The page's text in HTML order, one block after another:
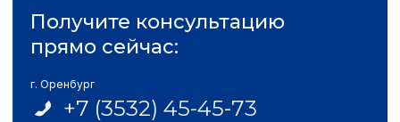
Получите консультацию
прямо сейчас:
г. Оренбург
+7 (3532) 45-45-73